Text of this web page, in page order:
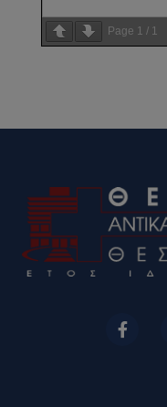
Page 1 / 1